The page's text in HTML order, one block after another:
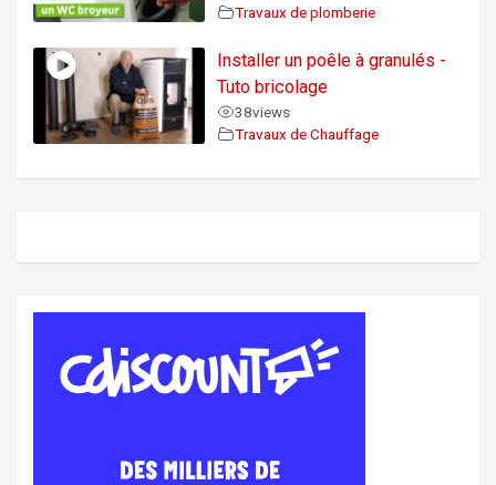
Travaux de plomberie
Installer un poêle à granulés -
Tuto bricolage
38views
Travaux de Chauffage